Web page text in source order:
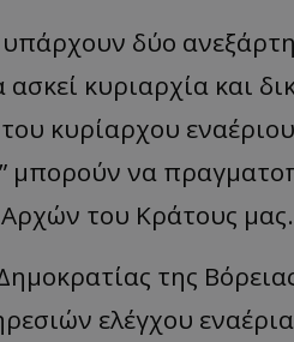
δύο
κυριαρχία και
του κυρίαρχου
μπορούν να
του Κράτους μας.
της
ελέγχου
.tiktok.com